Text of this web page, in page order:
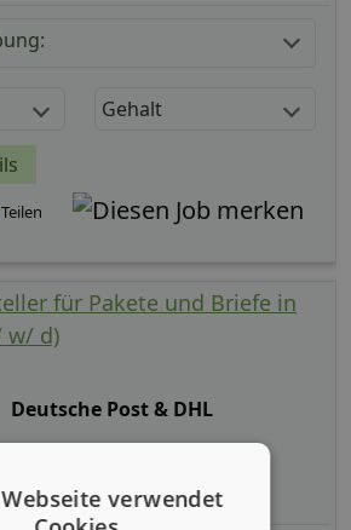
Gehalt
Teilen
für Pakete und Briefe in
w/ d)
Deutsche Post & DHL
verwendet